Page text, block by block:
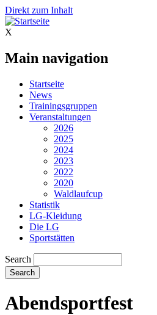
Direkt zum Inhalt
X
Main navigation
Startseite
News
Trainingsgruppen
Veranstaltungen
2026
2025
2024
2023
2022
2020
Waldlaufcup
Statistik
LG-Kleidung
Die LG
Sportstätten
Search
Abendsportfest